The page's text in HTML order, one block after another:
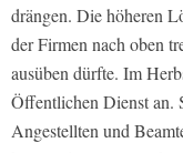
drängen. Die höheren
der Firmen nach oben
ausüben dürfte. Im
Öffentlichen Dienst an.
Angestellten und